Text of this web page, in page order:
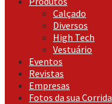
Calçado
Diversos
High Tech
Vestuário
Eventos
Revistas
Empresas
Fotos da sua Corrida